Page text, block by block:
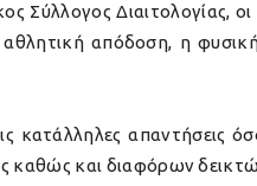
Σύλλογος Διαιτολογίας,
απόδοση, η
κατάλληλες
και διαφόρων